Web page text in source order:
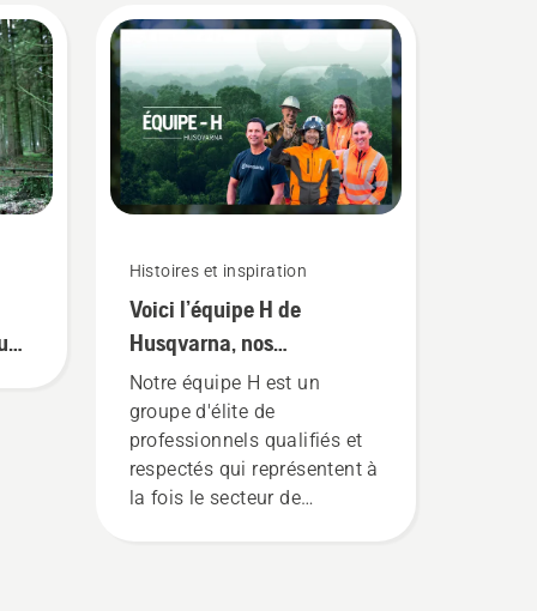
Histoires et inspiration
Voici l’équipe H de
Husqvarna, nos
utilisateurs les plus
exigeants
Notre équipe H est un
groupe d'élite de
professionnels qualifiés et
respectés qui représentent à
la fois le secteur de